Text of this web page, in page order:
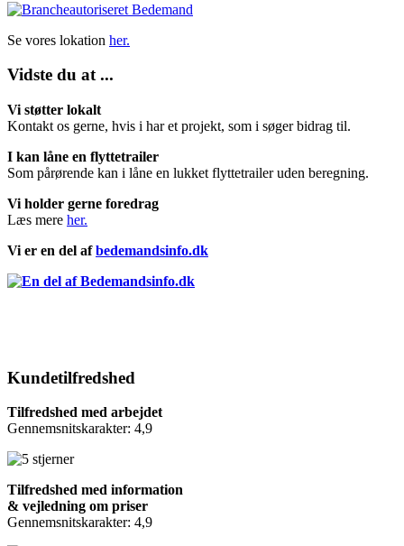
Se vores lokation her.
Vidste du at ...
Vi støtter lokalt
Kontakt os gerne, hvis i har et projekt, som i søger bidrag til.
I kan låne en flyttetrailer
Som pårørende kan i låne en lukket flyttetrailer uden beregning.
Vi holder gerne foredrag
Læs mere her.
Vi er en del afbedemandsinfo.dk
Kundetilfredshed
Tilfredshed med arbejdet
Gennemsnitskarakter: 4,9
Tilfredshed med information
& vejledning om priser
Gennemsnitskarakter: 4,9